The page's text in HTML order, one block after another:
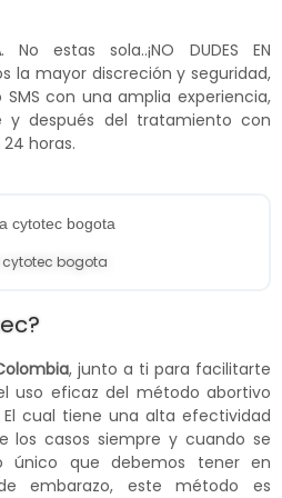
. No estas sola..¡NO DUDES EN
la mayor discreción y seguridad,
SMS con una amplia experiencia,
después del tratamiento con
horas.
bogota
, junto a ti para facilitarte
uso eficaz del método abortivo
El cual tiene una alta efectividad
los casos siempre y cuando se
único que debemos tener en
embarazo, este método es